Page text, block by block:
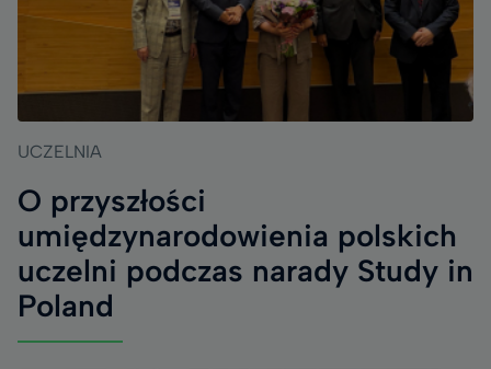
UCZELNIA
O przyszłości
umiędzynarodowienia polskich
uczelni podczas narady Study in
Poland